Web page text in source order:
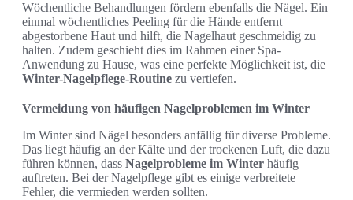
Wöchentliche Behandlungen fördern ebenfalls die Nägel. Ein
einmal wöchentliches Peeling für die Hände entfernt
abgestorbene Haut und hilft, die Nagelhaut geschmeidig zu
halten. Zudem geschieht dies im Rahmen einer Spa-
Anwendung zu Hause, was eine perfekte Möglichkeit ist, die
Winter-Nagelpflege-Routine zu vertiefen.
Vermeidung von häufigen Nagelproblemen im Winter
Im Winter sind Nägel besonders anfällig für diverse Probleme.
Das liegt häufig an der Kälte und der trockenen Luft, die dazu
führen können, dass Nagelprobleme im Winter häufig
auftreten. Bei der Nagelpflege gibt es einige verbreitete
Fehler, die vermieden werden sollten.